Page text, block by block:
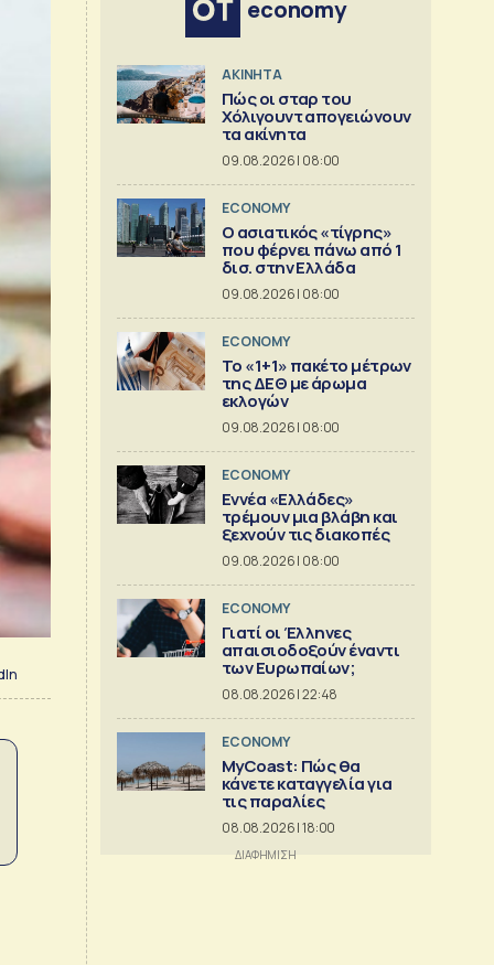
economy
ΑΚΙΝΗΤΑ
Πώς οι σταρ του
Χόλιγουντ απογειώνουν
τα ακίνητα
09.08.2026 | 08:00
ECONOMY
Ο ασιατικός «τίγρης»
που φέρνει πάνω από 1
δισ. στην Ελλάδα
09.08.2026 | 08:00
ECONOMY
Το «1+1» πακέτο μέτρων
της ΔΕΘ με άρωμα
εκλογών
09.08.2026 | 08:00
ECONOMY
Εννέα «Ελλάδες»
τρέμουν μια βλάβη και
ξεχνούν τις διακοπές
09.08.2026 | 08:00
ECONOMY
Γιατί οι Έλληνες
απαισιοδοξούν έναντι
των Ευρωπαίων;
08.08.2026 | 22:48
ECONOMY
MyCoast: Πώς θα
κάνετε καταγγελία για
τις παραλίες
08.08.2026 | 18:00